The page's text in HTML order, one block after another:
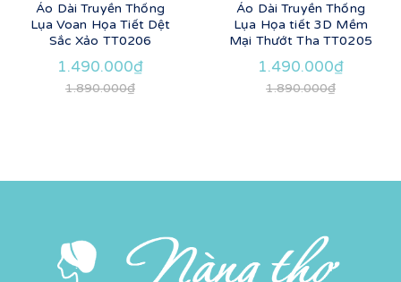
Áo Dài Truyền Thống
Lụa Voan Họa Tiết Dệt
Sắc Xảo TT0206
1.490.000₫
1.890.000₫
Áo Dài Truyền Thống
Lụa Họa tiết 3D Mềm
Mại Thướt Tha TT0205
1.490.000₫
1.890.000₫